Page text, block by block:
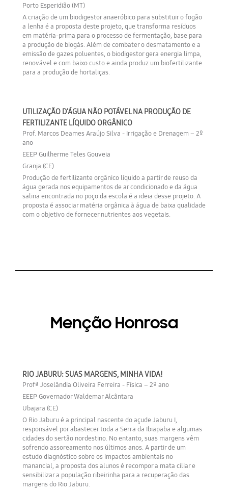
Porto Esperidião (MT)
A criação de um biodigestor anaeróbico para substituir o fogão
a lenha é a proposta deste projeto, que transforma resíduos
em matéria-prima para o processo de fermentação, base para
a produção de biogás. Além de combater o desmatamento e a
emissão de gazes poluentes, o biodigestor gera energia limpa,
renovável e com baixo custo e ainda produz um biofertilizante
para a produção de hortaliças.
UTILIZAÇÃO D'ÁGUA NÃO POTÁVEL NA PRODUÇÃO DE
FERTILIZANTE LÍQUIDO ORGÂNICO
Prof. Marcos Deames Araújo Silva - Irrigação e Drenagem – 2º
ano
EEEP Guilherme Teles Gouveia
Granja (CE)
Produção de fertilizante orgânico líquido a partir de reuso da
água gerada nos equipamentos de ar condicionado e da água
salina encontrada no poço da escola é a ideia desse projeto. A
proposta é associar matéria orgânica à água de baixa qualidade
com o objetivo de fornecer nutrientes aos vegetais.
Menção Honrosa
RIO JABURU: SUAS MARGENS, MINHA VIDA!
Profª Joselândia Oliveira Ferreira - Física – 2º ano
EEEP Governador Waldemar Alcântara
Ubajara (CE)
O Rio Jaburu é a principal nascente do açude Jaburu I,
responsável por abastecer toda a Serra da Ibiapaba e algumas
cidades do sertão nordestino. No entanto, suas margens vêm
sofrendo assoreamento nos últimos anos. A partir de um
estudo diagnóstico sobre os impactos ambientais no
manancial, a proposta dos alunos é recompor a mata ciliar e
sensibilizar a população ribeirinha para a recuperação das
margens do Rio Jaburu.